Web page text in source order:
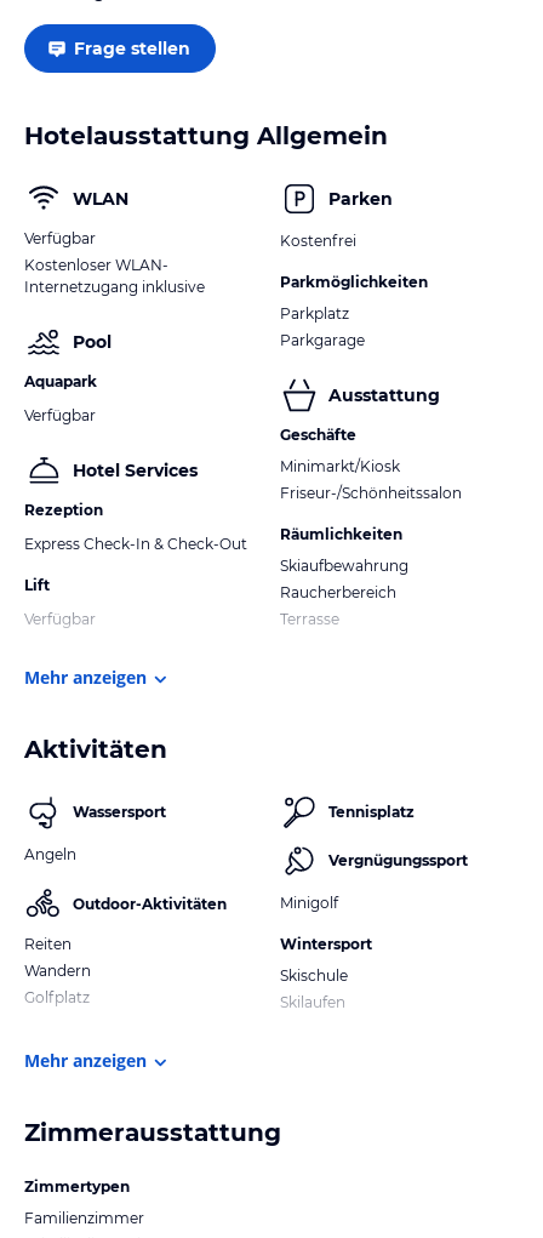
Hinweis: Verfasst von HolidayCheck mit Hilfe von KI. Alle
Angaben ohne Gewähr. Bitte lies vor der Buchung die
verbindlichenAngebotsdetails
Frage stellen
Hotelausstattung Allgemein
WLAN
Verfügbar
Kostenloser WLAN-
Internetzugang inklusive
Pool
Aquapark
Verfügbar
Hotel Services
Rezeption
Express Check-In & Check-Out
Lift
Verfügbar
Parken
Kostenfrei
Parkmöglichkeiten
Parkplatz
Parkgarage
Ausstattung
Geschäfte
Minimarkt/Kiosk
Friseur-/Schönheitssalon
Räumlichkeiten
Skiaufbewahrung
Raucherbereich
Terrasse
Mehr anzeigen
Aktivitäten
Wassersport
Angeln
Outdoor-Aktivitäten
Reiten
Wandern
Golfplatz
Tennisplatz
Vergnügungssport
Minigolf
Wintersport
Skischule
Skilaufen
Mehr anzeigen
Zimmerausstattung
Zimmertypen
Familienzimmer